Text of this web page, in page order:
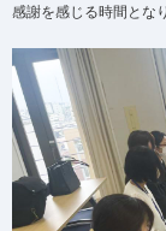
感謝を感じる時間とな